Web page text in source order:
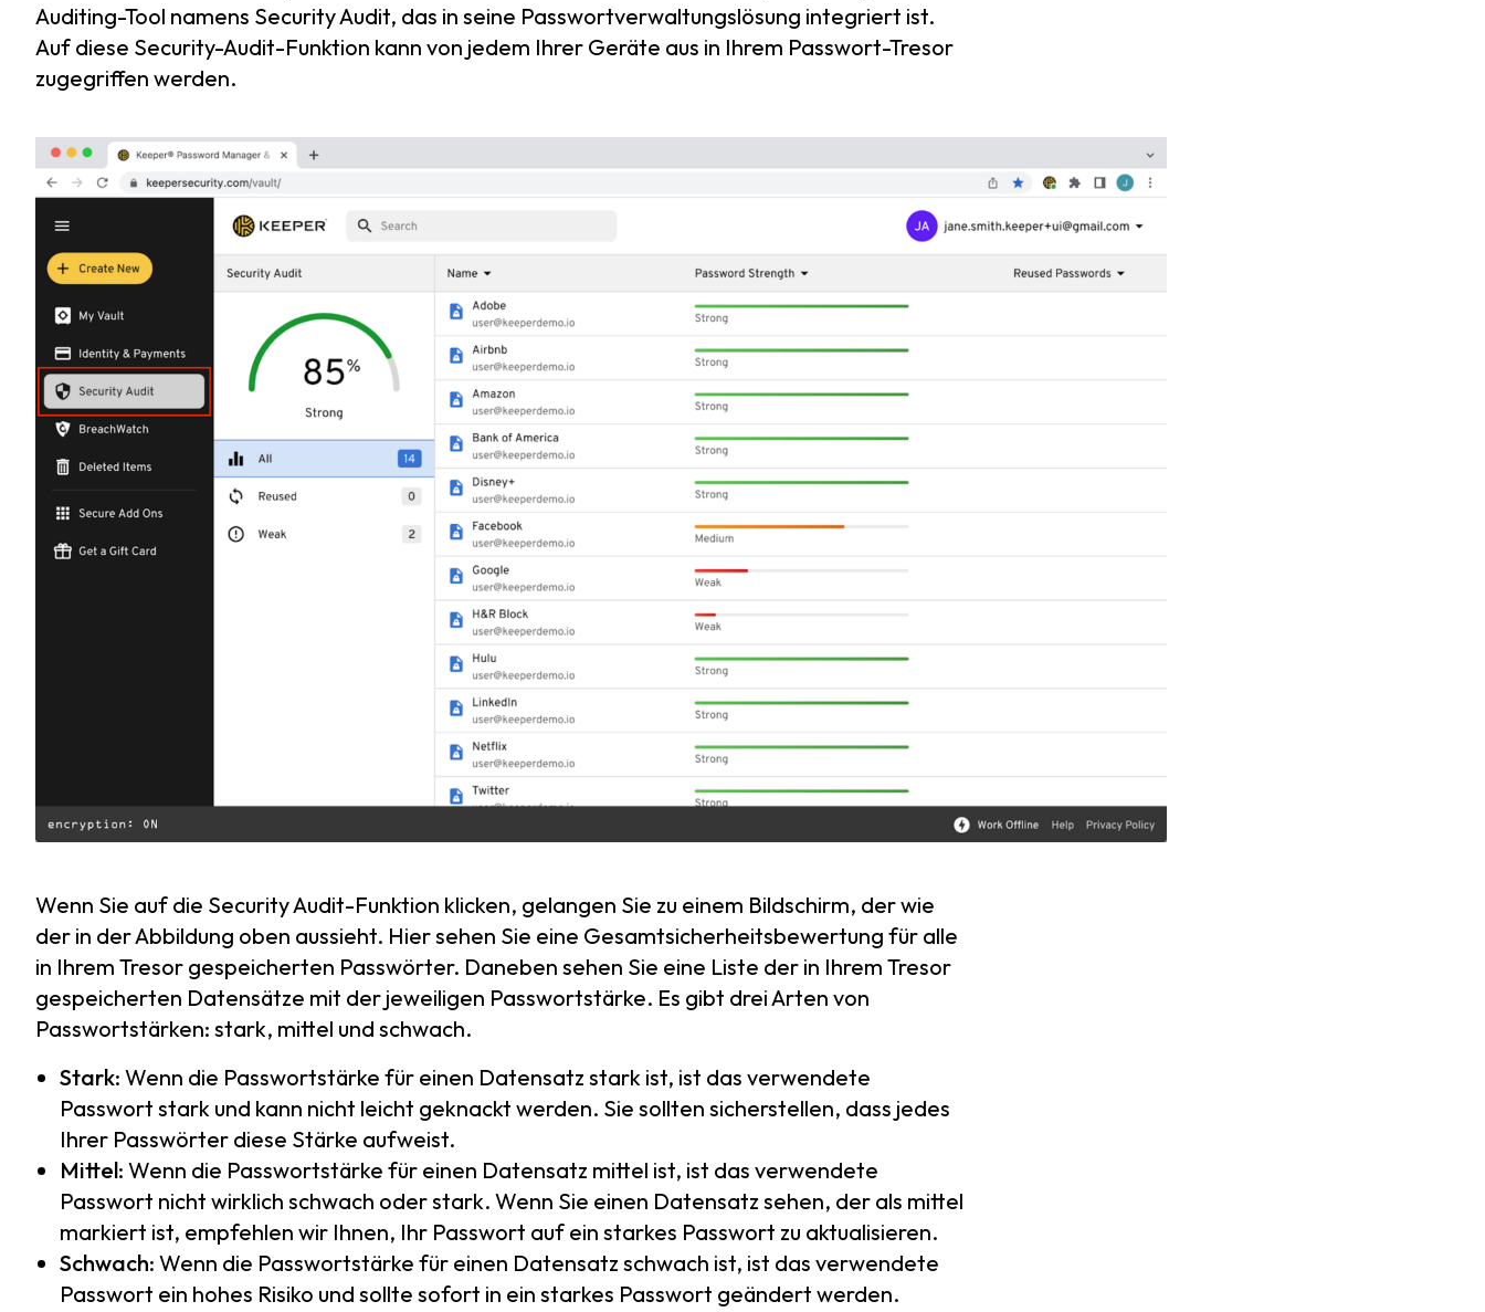
Auditing-Tool namens Security Audit, das in seine Passwortverwaltungslösung integriert ist.
Auf diese Security-Audit-Funktion kann von jedem Ihrer Geräte aus in Ihrem Passwort-Tresor
zugegriffen werden.
Wenn Sie auf die Security Audit-Funktion klicken, gelangen Sie zu einem Bildschirm, der wie
der in der Abbildung oben aussieht. Hier sehen Sie eine Gesamtsicherheitsbewertung für alle
in Ihrem Tresor gespeicherten Passwörter. Daneben sehen Sie eine Liste der in Ihrem Tresor
gespeicherten Datensätze mit der jeweiligen Passwortstärke. Es gibt drei Arten von
Passwortstärken: stark, mittel und schwach.
Stark: Wenn die Passwortstärke für einen Datensatz stark ist, ist das verwendete
Passwort stark und kann nicht leicht geknackt werden. Sie sollten sicherstellen, dass jedes
Ihrer Passwörter diese Stärke aufweist.
Mittel: Wenn die Passwortstärke für einen Datensatz mittel ist, ist das verwendete
Passwort nicht wirklich schwach oder stark. Wenn Sie einen Datensatz sehen, der als mittel
markiert ist, empfehlen wir Ihnen, Ihr Passwort auf ein starkes Passwort zu aktualisieren.
Schwach: Wenn die Passwortstärke für einen Datensatz schwach ist, ist das verwendete
Passwort ein hohes Risiko und sollte sofort in ein starkes Passwort geändert werden.